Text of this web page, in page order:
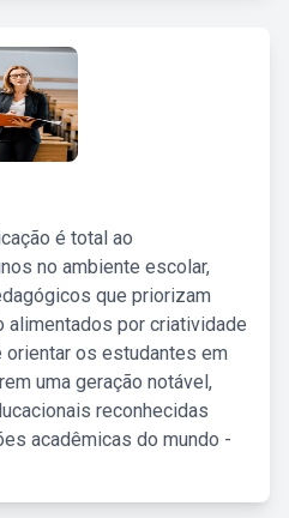
é total ao
no ambiente escolar,
que priorizam
alimentados por criatividade
orientar os estudantes em
uma geração notável,
reconhecidas
acadêmicas do mundo -